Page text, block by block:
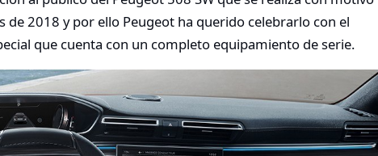
de 2018 y por ello Peugeot ha querido celebrarlo con el
que cuenta con un completo equipamiento de serie.